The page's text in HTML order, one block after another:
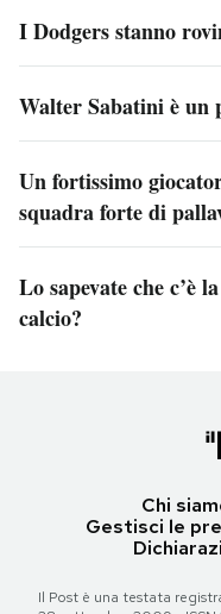
I Dodgers stanno
Walter Sabatini è un
Un fortissimo
squadra forte di
Lo sapevate che c’è
calcio?
Chi
Gestisci le
Il Post è una testata